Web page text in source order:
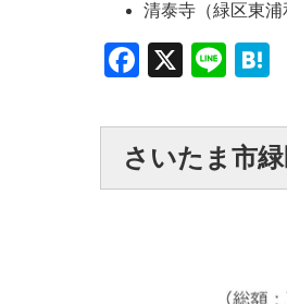
清泰寺（緑区東浦
Facebook
X Line
さいたま市